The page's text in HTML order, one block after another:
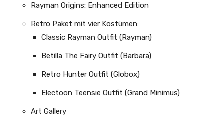
Rayman Origins: Enhanced Edition
Retro Paket mit vier Kostümen:
Classic Rayman Outfit (Rayman)
Betilla The Fairy Outfit (Barbara)
Retro Hunter Outfit (Globox)
Electoon Teensie Outfit (Grand Minimus)
Art Gallery